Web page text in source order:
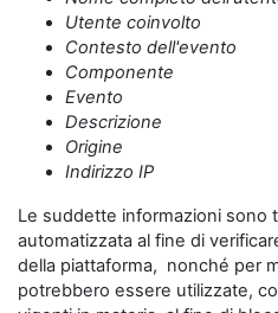
Utente coinvolto
Contesto dell'evento
Componente
Evento
Descrizione
Origine
Indirizzo IP
Le suddette informazioni sono
automatizzata al fine di
della piattaforma, nonché per
potrebbero essere utilizzate,